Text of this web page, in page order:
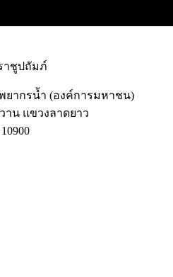
าชูปถัมภ์
ยากรน้ำ (องค์การมหาชน)
าน แขวงลาดยาว